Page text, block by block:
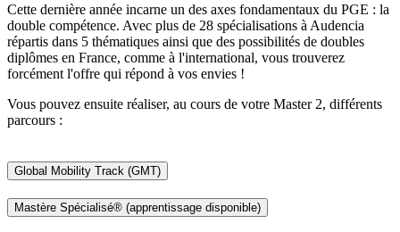
Cette dernière année incarne un des axes fondamentaux du PGE : la
double compétence. Avec plus de 28 spécialisations à Audencia
répartis dans 5 thématiques ainsi que des possibilités de doubles
diplômes en France, comme à l'international, vous trouverez
forcément l'offre qui répond à vos envies !
Vous pouvez ensuite réaliser, au cours de votre Master 2, différents
parcours :
Global Mobility Track (GMT)
Mastère Spécialisé® (apprentissage disponible)